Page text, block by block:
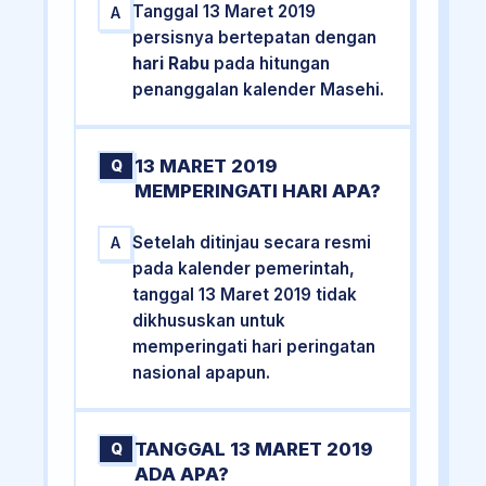
A
Tanggal 13 Maret 2019
persisnya bertepatan dengan
hari Rabu pada hitungan
penanggalan kalender Masehi.
Q
13 MARET 2019
MEMPERINGATI HARI APA?
A
Setelah ditinjau secara resmi
pada kalender pemerintah,
tanggal 13 Maret 2019 tidak
dikhususkan untuk
memperingati hari peringatan
nasional apapun.
Q
TANGGAL 13 MARET 2019
ADA APA?